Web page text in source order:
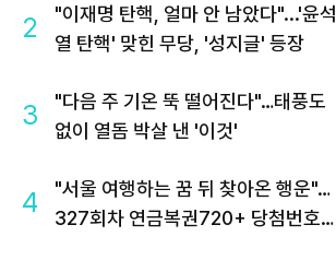
2
"이재명 탄핵, 얼마 안 남았다"...'윤석
열 탄핵' 맞힌 무당, '성지글' 등장
3
"다음 주 기온 뚝 떨어진다"…태풍도
없이 열돔 박살 낸 '이것'
4
"서울 여행하는 꿈 뒤 찾아온 행운"…
327회차 연금복권720+ 당첨번호조